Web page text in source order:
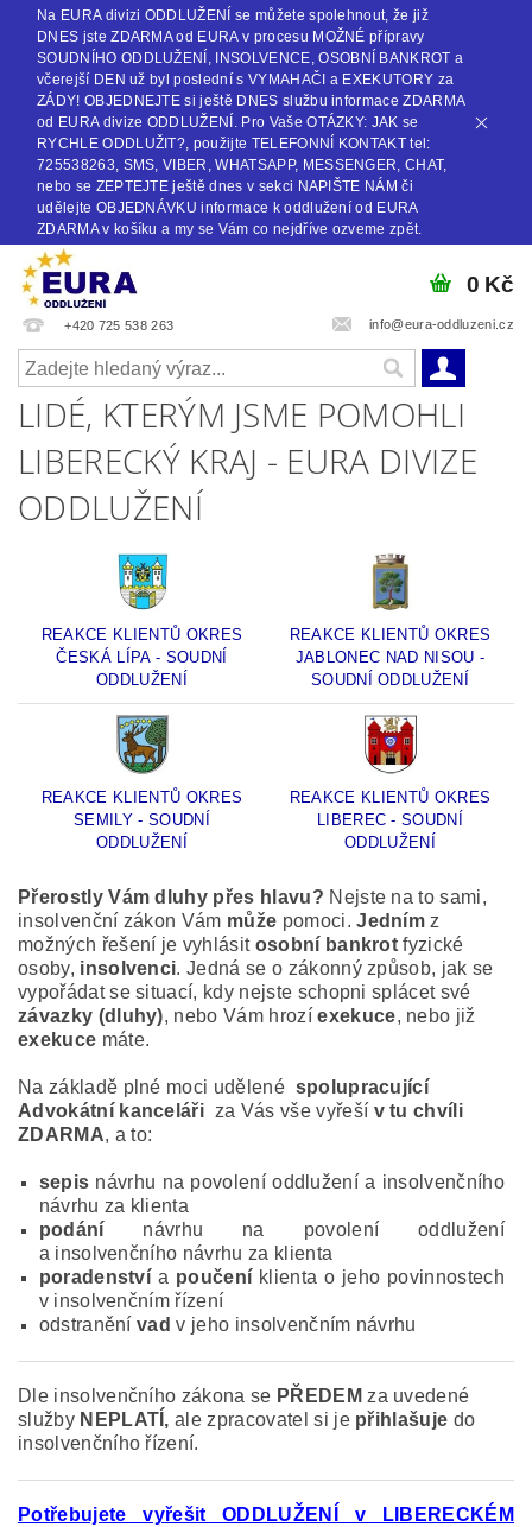
Na EURA divizi ODDLUŽENÍ se můžete spolehnout, že již
DNES jste ZDARMA od EURA v procesu MOŽNÉ přípravy
SOUDNÍHO ODDLUŽENÍ, INSOLVENCE, OSOBNÍ BANKROT a
včerejší DEN už byl poslední s VYMAHAČI a EXEKUTORY za
ZÁDY! OBJEDNEJTE si ještě DNES službu informace ZDARMA
od EURA divize ODDLUŽENÍ. Pro Vaše OTÁZKY: JAK se
RYCHLE ODDLUŽIT?, použijte TELEFONNÍ KONTAKT tel:
725538263, SMS, VIBER, WHATSAPP, MESSENGER, CHAT,
nebo se ZEPTEJTE ještě dnes v sekci NAPIŠTE NÁM či
udělejte OBJEDNÁVKU informace k oddlužení od EURA
ZDARMA v košíku a my se Vám co nejdříve ozveme zpět.
+420 725 538 263 info@eura-oddluzeni.cz
0 Kč
LIDÉ, KTERÝM JSME POMOHLI
LIBERECKÝ KRAJ - EURA DIVIZE
ODDLUŽENÍ
REAKCE KLIENTŮ OKRES
ČESKÁ LÍPA - SOUDNÍ
ODDLUŽENÍ
REAKCE KLIENTŮ OKRES
JABLONEC NAD NISOU -
SOUDNÍ ODDLUŽENÍ
REAKCE KLIENTŮ OKRES
SEMILY - SOUDNÍ
ODDLUŽENÍ
REAKCE KLIENTŮ OKRES
LIBEREC - SOUDNÍ
ODDLUŽENÍ
Přerostly Vám dluhy přes hlavu? Nejste na to sami,
insolvenční zákon Vám může pomoci.Jednímz
možných řešení je vyhlásitosobní bankrotfyzické
osoby, insolvenci. Jedná se o zákonný způsob, jak se
vypořádat se situací, kdy nejste schopni splácet své
závazky (dluhy), nebo Vám hrozíexekuce, nebo již
exekuce máte.
Na základě plné moci udělené spolupracující
Advokátní kanceláři za Vás vše vyřeší v tu chvíli
ZDARMA, a to:
sepis návrhu na povolení oddlužení a insolvenčního
návrhu za klienta
podání návrhu na povolení oddlužení
a insolvenčního návrhu za klienta
poradenství a poučení klienta o jeho povinnostech
v insolvenčním řízení
odstraněnívad v jeho insolvenčním návrhu
Dle insolvenčního zákona se PŘEDEMza uvedené
službyNEPLATÍ,ale zpracovatel si je přihlašuje do
insolvenčního řízení.
Potřebujete vyřešit ODDLUŽENÍ v LIBERECKÉM